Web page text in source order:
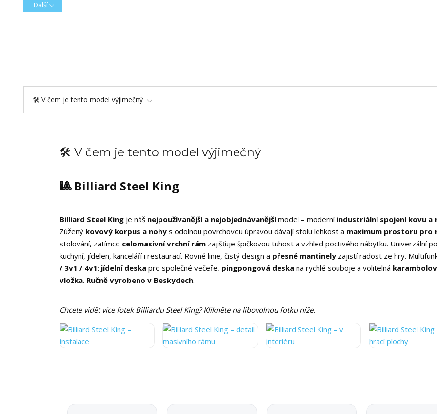
Další
🛠️ V čem je tento model výjimečný
🛠️ V čem je tento model výjimečný
🎱 Billiard Steel King
Billiard Steel King je náš nejpoužívanější a nejobjednávanějšímodel – moderní industriální spojení kovu a
Zúžený kovový korpus a nohy s odolnou povrchovou úpravou dávají stolu lehkost a maximum prostoru pro
stolování, zatímco celomasivní vrchní rám zajišťuje špičkovou tuhost a vzhled poctivého nábytku. Univerzální
kuchyní, jídelen, kanceláří i restaurací. Rovné linie, čistý design a přesné mantinely zajistí radost ze hry.
/ 3v1 / 4v1: jídelní deska pro společné večeře, pingpongová deska na rychlé souboje a volitelná
vložka. Ručně vyrobeno v Beskydech.
Chcete vidět více fotek Billiardu Steel King? Klikněte na libovolnou fotku níže.